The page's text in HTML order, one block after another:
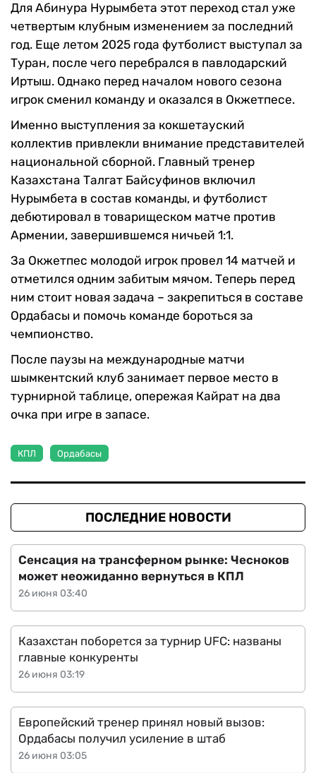
Для Абинура Нурымбета этот переход стал уже
четвертым клубным изменением за последний
год. Еще летом 2025 года футболист выступал за
Туран, после чего перебрался в павлодарский
Иртыш. Однако перед началом нового сезона
игрок сменил команду и оказался в Окжетпесе.
Именно выступления за кокшетауский
коллектив привлекли внимание представителей
национальной сборной. Главный тренер
Казахстана Талгат Байсуфинов включил
Нурымбета в состав команды, и футболист
дебютировал в товарищеском матче против
Армении, завершившемся ничьей 1:1.
За Окжетпес молодой игрок провел 14 матчей и
отметился одним забитым мячом. Теперь перед
ним стоит новая задача – закрепиться в составе
Ордабасы и помочь команде бороться за
чемпионство.
После паузы на международные матчи
шымкентский клуб занимает первое место в
турнирной таблице, опережая Кайрат на два
очка при игре в запасе.
КПЛ Ордабасы
ПОСЛЕДНИЕ НОВОСТИ
26 июня 03:40
Сенсация на трансферном рынке: Чесноков
может неожиданно вернуться в КПЛ
26 июня 03:19
Казахстан поборется за турнир UFC: названы
главные конкуренты
26 июня 03:05
Европейский тренер принял новый вызов:
Ордабасы получил усиление в штаб